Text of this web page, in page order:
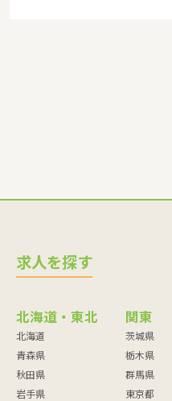
求人を探す
北海道・東北
北海道
青森県
秋田県
岩手県
関東
茨城県
栃木県
群馬県
東京都